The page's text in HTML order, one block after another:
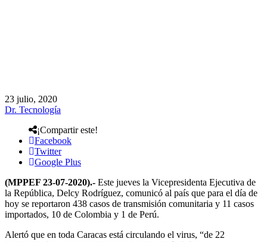
23 julio, 2020
Dr. Tecnología
¡Compartir este!
Facebook
Twitter
Google Plus
(MPPEF 23-07-2020).- Este jueves la Vicepresidenta Ejecutiva de
la República, Delcy Rodríguez, comunicó al país que para el día de
hoy se reportaron 438 casos de transmisión comunitaria y 11 casos
importados, 10 de Colombia y 1 de Perú.
Alertó que en toda Caracas está circulando el virus, “de 22